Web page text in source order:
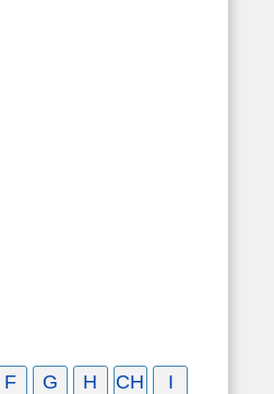
F G H CH
I